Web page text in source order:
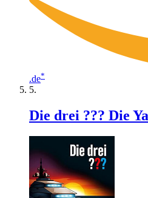
.de*
Die drei ??? Die